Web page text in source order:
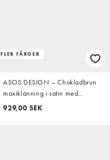
FLER FÄRGER
ASOS DESIGN – Chokladbrun
maxiklänning i satin med
ståkrage och stora ärmar
929,00 SEK